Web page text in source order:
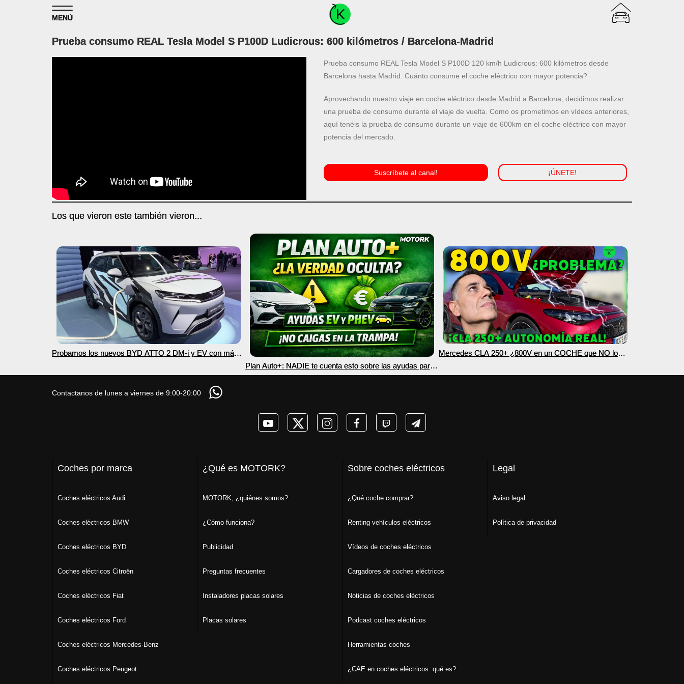
MENÚ
Prueba consumo REAL Tesla Model S P100D Ludicrous: 600 kilómetros / Barcelona-Madrid
Prueba consumo REAL Tesla Model S P100D 120 km/h Ludicrous: 600 kilómetros desde
Barcelona hasta Madrid. Cuánto consume el coche eléctrico con mayor potencia?
Aprovechando nuestro viaje en coche eléctrico desde Madrid a Barcelona, decidimos realizar
una prueba de consumo durante el viaje de vuelta. Como os prometimos en vídeos anteriores,
aquí tenéis la prueba de consumo durante un viaje de 600km en el coche eléctrico con mayor
potencia del mercado.
Suscríbete al canal! ¡ÚNETE!
Los que vieron este también vieron...
Probamos los nuevos BYD ATTO 2 DM-i y EV con más
Plan Auto+: NADIE te cuenta esto sobre las ayudas para
coches eléctricos y PHEV 2026
Mercedes CLA 250+ ¿800V en un COCHE que NO lo
Contactanos de lunes a viernes de 9:00-20:00
Coches por marca
Coches eléctricos Audi
Coches eléctricos BMW
Coches eléctricos BYD
Coches eléctricos Citroën
Coches eléctricos Fiat
Coches eléctricos Ford
Coches eléctricos Mercedes-Benz
Coches eléctricos Peugeot
¿Qué es MOTORK?
MOTORK, ¿quiénes somos?
¿Cómo funciona?
Publicidad
Preguntas frecuentes
Instaladores placas solares
Placas solares
Sobre coches eléctricos
¿Qué coche comprar?
Renting vehículos eléctricos
Vídeos de coches eléctricos
Cargadores de coches eléctricos
Noticias de coches eléctricos
Podcast coches eléctricos
Herramientas coches
¿CAE en coches eléctricos: qué es?
Legal
Aviso legal
Política de privacidad